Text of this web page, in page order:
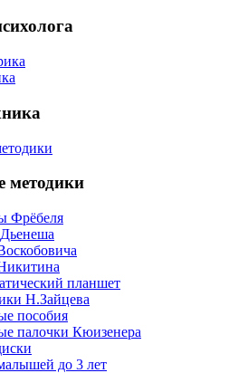
методики
Фрёбеля
планшет
Н.Зайцева
пособия
палочки Кюизенера
до 3 лет